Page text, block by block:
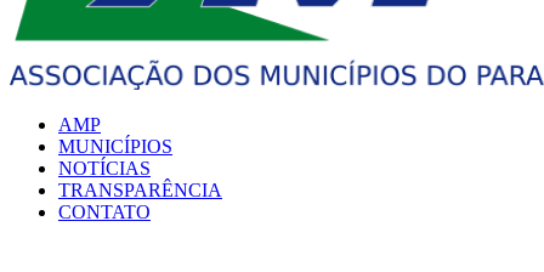
AMP
MUNICÍPIOS
NOTÍCIAS
TRANSPARÊNCIA
CONTATO